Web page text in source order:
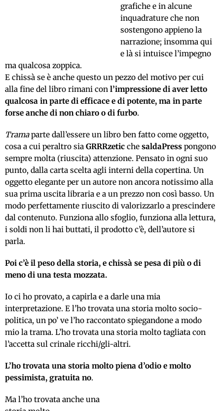
grafiche e in alcune
inquadrature che non
sostengono appieno la
narrazione; insomma qui
e là si intuisce l’impegno
ma qualcosa zoppica.
E chissà se è anche questo un pezzo del motivo per cui
alla fine del libro rimani con l’impressione di aver letto
qualcosa in parte di efficace e di potente, ma in parte
forse anche di non chiaro o di furbo.
Tramaparte dall’essere un libro ben fatto come oggetto,
cosa a cui peraltro sia GRRRzetic che saldaPress pongono
sempre molta (riuscita) attenzione. Pensato in ogni suo
punto, dalla carta scelta agli interni della copertina. Un
oggetto elegante per un autore non ancora notissimo alla
sua prima uscita libraria e a un prezzo non così basso. Un
modo perfettamente riuscito di valorizzarlo a prescindere
dal contenuto. Funziona allo sfoglio, funziona alla lettura,
i soldi non li hai buttati, il prodotto c’è, dell’autore si
parla.
Poi c’è il peso della storia, e chissà se pesa di più o di
meno di una testa mozzata.
Io ci ho provato, a capirla e a darle una mia
interpretazione. E l’ho trovata una storia molto socio-
politica, un po’ ve l’ho raccontato spiegandone a modo
mio la trama. L’ho trovata una storia molto tagliata con
l’accetta sul crinale ricchi/gli-altri.
L’ho trovata una storia molto piena d’odio e molto
pessimista, gratuita no.
Ma l’ho trovata anche una